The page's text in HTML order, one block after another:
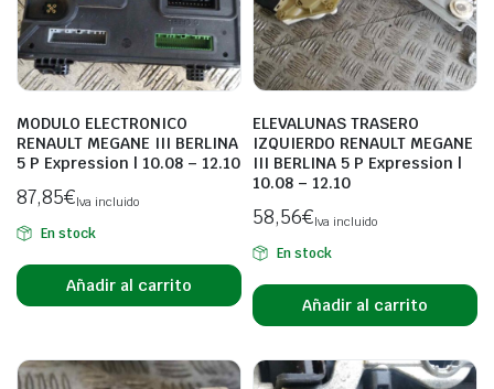
MODULO ELECTRONICO
RENAULT MEGANE III BERLINA
5 P Expression | 10.08 – 12.10
87,85€Iva incluido
En stock
Añadir al carrito
ELEVALUNAS TRASERO
IZQUIERDO RENAULT MEGANE
III BERLINA 5 P Expression |
10.08 – 12.10
58,56€Iva incluido
En stock
Añadir al carrito